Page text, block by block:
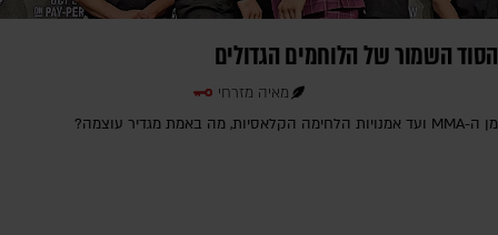
הסוד השמור של הלוחמים הגדולים
מאיה מזרחי
מן ה-MMA ועד אמנויות הלחימה הקלאסיות, מה באמת מגדיר עוצמה?